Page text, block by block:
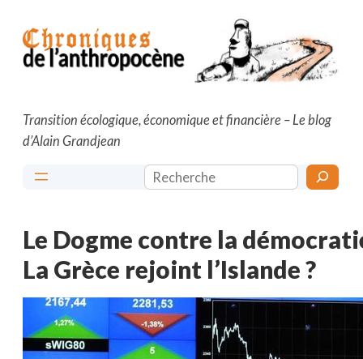
contenu
Transition écologique, économique et financière – Le blog
d’Alain Grandjean
Rechercher
Le Dogme contre la
La Grèce rejoint l’Islande ?